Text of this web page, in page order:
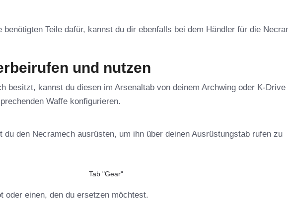
benötigten Teile dafür, kannst du dir ebenfalls bei dem Händler für die
und nutzen
besitzt, kannst du diesen im Arsenaltab von deinem Archwing oder K-Drive
Waffe konfigurieren.
du den Necramech ausrüsten, um ihn über deinen Ausrüstungstab rufen zu
Tab "Gear"
oder einen, den du ersetzen möchtest.